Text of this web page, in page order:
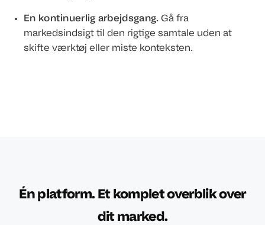
En kontinuerlig arbejdsgang. Gå fra
markedsindsigt til den rigtige samtale uden at
skifte værktøj eller miste konteksten.
Én platform. Et komplet overblik over
dit marked.